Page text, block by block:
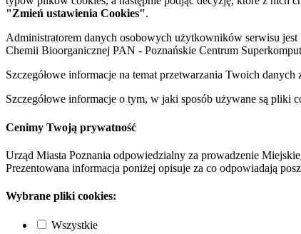
"Zmień ustawienia Cookies".
Administratorem danych osobowych użytkowników serwisu jest
Chemii Bioorganicznej PAN - Poznańskie Centrum
Szczegółowe informacje na temat przetwarzania Twoich danych
Szczegółowe informacje o tym, w jaki sposób używane są pliki
Cenimy Twoją prywatność
Urząd Miasta Poznania odpowiedzialny za prowadzenie
Prezentowana informacja poniżej opisuje za co odpowiadają
Wybrane pliki cookies:
Wszystkie